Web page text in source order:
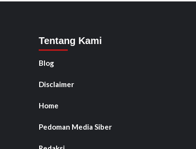
Tentang Kami
Blog
Disclaimer
Home
Pedoman Media Siber